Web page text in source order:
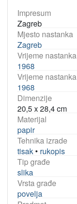
Impresum
Zagreb
Mjesto nastanka
Zagreb
Vrijeme
1968
Vrijeme
1968
Dimenzije
20,5 x 28,4 cm
Materijal
papir
Tehnika izrade
tisak • rukopis
Tip građe
slika
Vrsta građe
povelja